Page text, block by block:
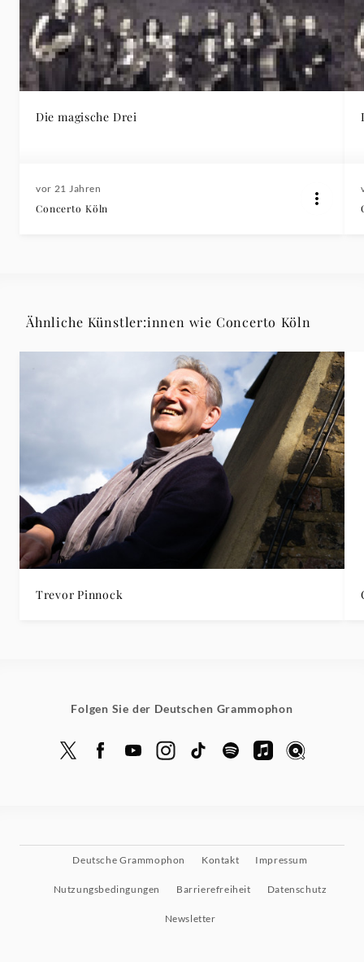
Die magische Drei
vor 21 Jahren
Concerto Köln
Ähnliche Künstler:innen wie Concerto Köln
Trevor Pinnock
Folgen Sie der Deutschen Grammophon
Deutsche Grammophon Kontakt Impressum
Nutzungsbedingungen Barrierefreiheit Datenschutz
Newsletter